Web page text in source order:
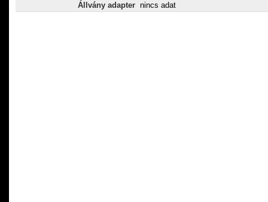
Állvány adapter nincs adat